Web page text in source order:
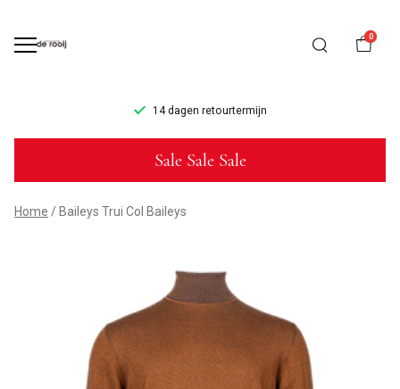
0
14 dagen retourtermijn
Baileys
Trui
Col
Mannenmode
Sale Sale Sale
Home Baileys Trui Col Baileys